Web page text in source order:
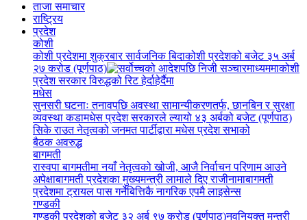
ताजा समाचार
राष्ट्रिय
प्रदेश
कोशी
कोशी प्रदेशमा शुक्रबार सार्वजनिक बिदाकोशी प्रदेशको बजेट ३५ अर्ब
२७ करोड (पूर्णपाठ)
कोशी
प्रदेश सरकार विरुद्धको रिट हेर्दाहेर्दैमा
मधेस
सुनसरी घटनाः तनावपछि अवस्था सामान्यीकरणतर्फ, छानबिन र सुरक्षा
व्यवस्था कडामधेस प्रदेश सरकारले ल्यायो ४३ अर्बको बजेट (पूर्णपाठ)
सिके राउत नेतृत्वको जनमत पार्टीद्वारा मधेस प्रदेश सभाको
बैठक अवरुद्ध
बागमती
रास्वपा बागमतीमा नयाँ नेतृत्वको खोजी, आजै निर्वाचन परिणाम आउने
अपेक्षाबागमती प्रदेशका मुख्यमन्त्री लामाले दिए राजीनामाबागमती
प्रदेशमा ट्रायल पास गर्नेबित्तिकै नागरिक एपमै लाइसेन्स
गण्डकी
गण्डकी प्रदेशको बजेट ३२ अर्ब ९७ करोड (पूर्णपाठ)नवनियुक्त मन्त्री